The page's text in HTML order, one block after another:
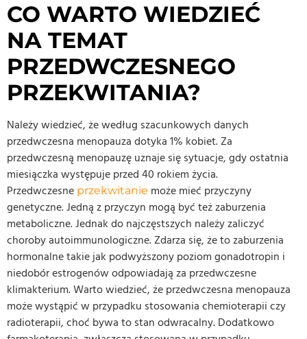
CO WARTO WIEDZIEĆ
NA TEMAT
PRZEDWCZESNEGO
PRZEKWITANIA?
Należy wiedzieć, że według szacunkowych danych
przedwczesna menopauza dotyka 1% kobiet. Za
przedwczesną menopauzę uznaje się sytuacje, gdy ostatnia
miesiączka występuje przed 40 rokiem życia.
Przedwczesne przekwitanie może mieć przyczyny
genetyczne. Jedną z przyczyn mogą być też zaburzenia
metaboliczne. Jednak do najczęstszych należy zaliczyć
choroby autoimmunologiczne. Zdarza się, że to zaburzenia
hormonalne takie jak podwyższony poziom gonadotropin i
niedobór estrogenów odpowiadają za przedwczesne
klimakterium. Warto wiedzieć, że przedwczesna menopauza
może wystąpić w przypadku stosowania chemioterapii czy
radioterapii, choć bywa to stan odwracalny. Dodatkowo